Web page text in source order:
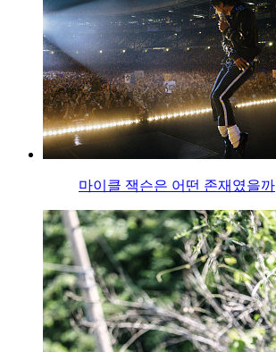
마이클 잭슨은 어떤 존재였을까